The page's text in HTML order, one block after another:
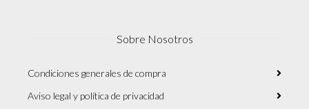
Sobre Nosotros
Condiciones generales de compra
Aviso legal y política de privacidad